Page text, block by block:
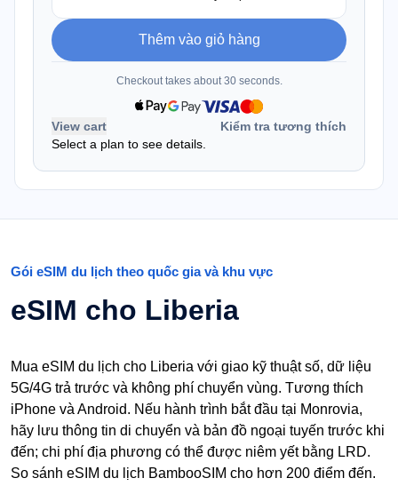
Thêm vào giỏ hàng
Checkout takes about 30 seconds.
View cart
Kiểm tra tương thích
Select a plan to see details.
Gói eSIM du lịch theo quốc gia và khu vực
eSIM cho Liberia
Mua eSIM du lịch cho Liberia với giao kỹ thuật số, dữ liệu
5G/4G trả trước và không phí chuyển vùng. Tương thích
iPhone và Android. Nếu hành trình bắt đầu tại Monrovia,
hãy lưu thông tin di chuyển và bản đồ ngoại tuyến trước khi
đến; chi phí địa phương có thể được niêm yết bằng LRD.
So sánh eSIM du lịch BambooSIM cho hơn 200 điểm đến.